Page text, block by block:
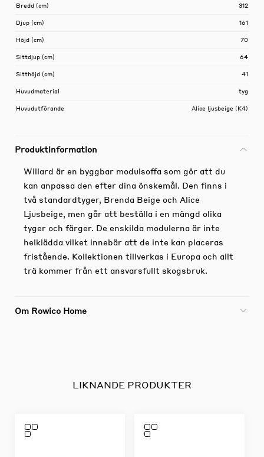
Bredd (cm) 312
Djup (cm) 161
Höjd (cm) 70
Sittdjup (cm) 64
Sitthöjd (cm) 41
Huvudmaterial tyg
Huvudutförande Alice ljusbeige (K4)
Produktinformation
Willard är en byggbar modulsoffa som gör att du
kan anpassa den efter dina önskemål. Den finns i
två standardtyger, Brenda Beige och Alice
Ljusbeige, men går att beställa i en mängd olika
tyger och färger. De enskilda modulerna är inte
helklädda vilket innebär att de inte kan placeras
fristående. Kollektionen tillverkas i Europa och allt
trä kommer från ett ansvarsfullt skogsbruk.
Om Rowico Home
LIKNANDE PRODUKTER